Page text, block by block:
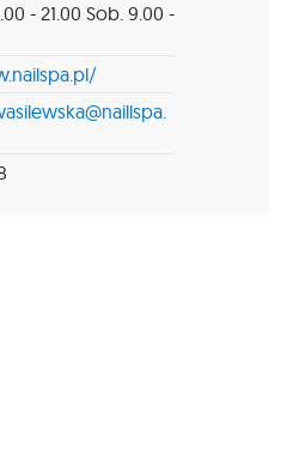
- 21.00 Sob. 9.00 -